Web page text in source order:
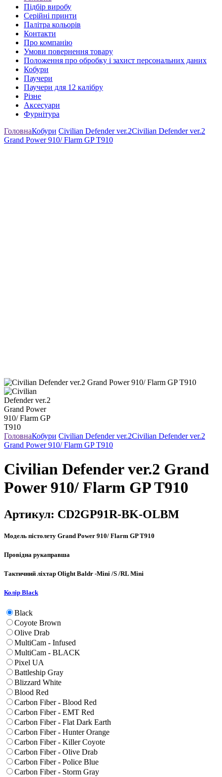
Підбір виробу
Серійні принти
Палітра кольорів
Контакти
Про компанію
Умови повернення товару
Положення про обробку і захист персональних даних
Кобури
Паучери
Паучери для 12 калібру
Різне
Аксесуари
Фурнітура
ГоловнаКобури Civilian Defender ver.2Civilian Defender ver.2
Grand Power 910/ Flarm GP T910
ГоловнаКобури Civilian Defender ver.2Civilian Defender ver.2
Grand Power 910/ Flarm GP T910
Civilian Defender ver.2 Grand
Power 910/ Flarm GP T910
Артикул: CD2GP91R-BK-OLBM
Модель пістолету Grand Power 910/ Flarm GP T910
Провідна рукаправша
Тактичний ліхтар Olight Baldr -Mini /S /RL Mini
Колір Black
Black
Coyote Brown
Olive Drab
MultiCam - Infused
MultiCam - BLACK
Pixel UA
Battleship Gray
Blizzard White
Blood Red
Carbon Fiber - Blood Red
Carbon Fiber - EMT Red
Carbon Fiber - Flat Dark Earth
Carbon Fiber - Hunter Orange
Carbon Fiber - Killer Coyote
Carbon Fiber - Olive Drab
Carbon Fiber - Police Blue
Carbon Fiber - Storm Gray